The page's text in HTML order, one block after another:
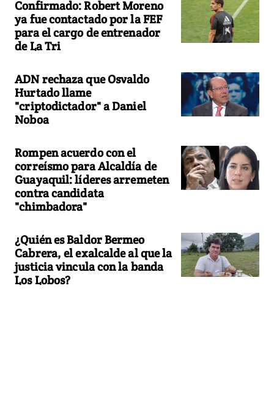
Confirmado: Robert Moreno
ya fue contactado por la FEF
para el cargo de entrenador
de La Tri
ADN rechaza que Osvaldo
Hurtado llame
"criptodictador" a Daniel
Noboa
Rompen acuerdo con el
correísmo para Alcaldía de
Guayaquil: líderes arremeten
contra candidata
"chimbadora"
¿Quién es Baldor Bermeo
Cabrera, el exalcalde al que la
justicia vincula con la banda
Los Lobos?